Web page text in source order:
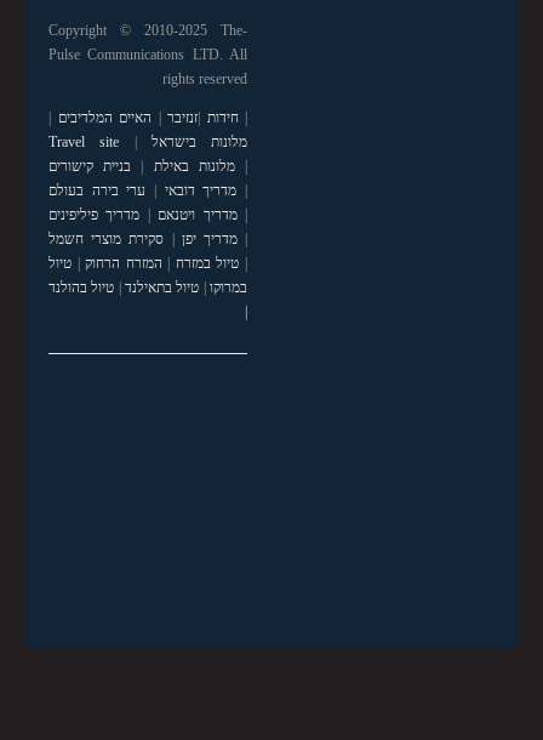
Copyright © 2010-2025 The-
Pulse Communications LTD. All
rights reserved
|חידות זנזיבר האיים המלדיבים
מלונות בישראל
Travel site
|מלונות באילת
בניית קישורים
מדריך דובאי
ערי בירה בעולם
|מדריך ויטנאם
מדריך פיליפינים
|מדריך יפן
סקירת מוצרי חשמל
טיול במזרח המזרח הרחוק| טיול
במרוקו| טיול בתאילנד| טיול בהולנד